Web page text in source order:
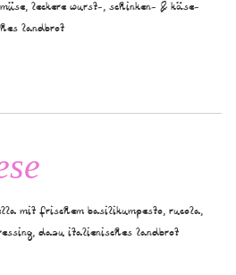
leckere wurst-, schinken- & käse-
landbrot
mit frischem basilikumpesto, rucola,
dazu italienisches landbrot